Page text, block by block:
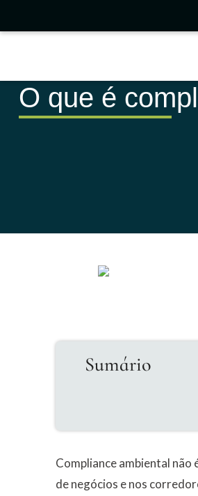
O que é
Sumário
Compliance ambiental não
de negócios e nos